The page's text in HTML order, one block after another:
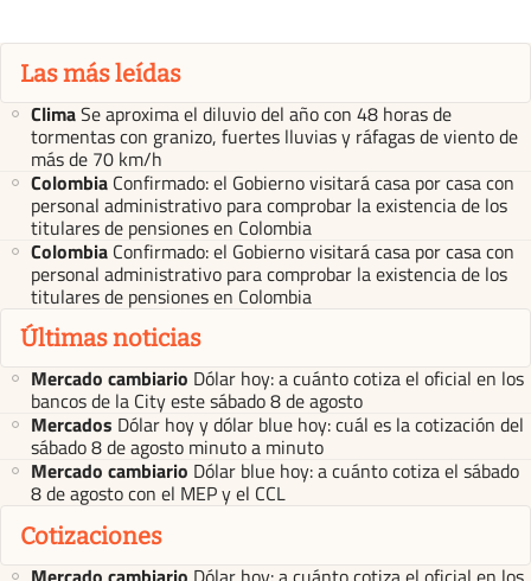
Las más leídas
ClimaSe aproxima el diluvio del año con 48 horas de
tormentas con granizo, fuertes lluvias y ráfagas de viento de
más de 70 km/h
Colombia Confirmado: el Gobierno visitará casa por casa con
personal administrativo para comprobar la existencia de los
titulares de pensiones en Colombia
Colombia Confirmado: el Gobierno visitará casa por casa con
personal administrativo para comprobar la existencia de los
titulares de pensiones en Colombia
Últimas noticias
Mercado cambiario Dólar hoy: a cuánto cotiza el oficial en los
bancos de la City este sábado 8 de agosto
Mercados Dólar hoy y dólar blue hoy: cuál es la cotización del
sábado 8 de agosto minuto a minuto
Mercado cambiario Dólar blue hoy: a cuánto cotiza el sábado
8 de agosto con el MEP y el CCL
Cotizaciones